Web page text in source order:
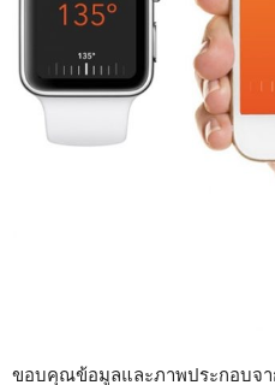
ขอบคุณข้อมูลและภาพประกอบจา